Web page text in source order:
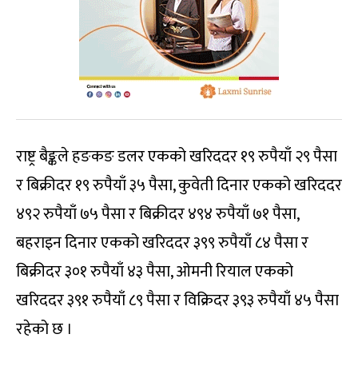
राष्ट्र बैङ्कले हङकङ डलर एकको खरिददर १९ रुपैयाँ २९ पैसा
र बिक्रीदर १९ रुपैयाँ ३५ पैसा, कुवेती दिनार एकको खरिददर
४९२ रुपैयाँ ७५ पैसा र बिक्रीदर ४९४ रुपैयाँ ७१ पैसा,
बहराइन दिनार एकको खरिददर ३९९ रुपैयाँ ८४ पैसा र
बिक्रीदर ३०१ रुपैयाँ ४३ पैसा, ओमनी रियाल एकको
खरिददर ३९१ रुपैयाँ ८९ पैसा र विक्रिदर ३९३ रुपैयाँ ४५ पैसा
रहेको छ ।